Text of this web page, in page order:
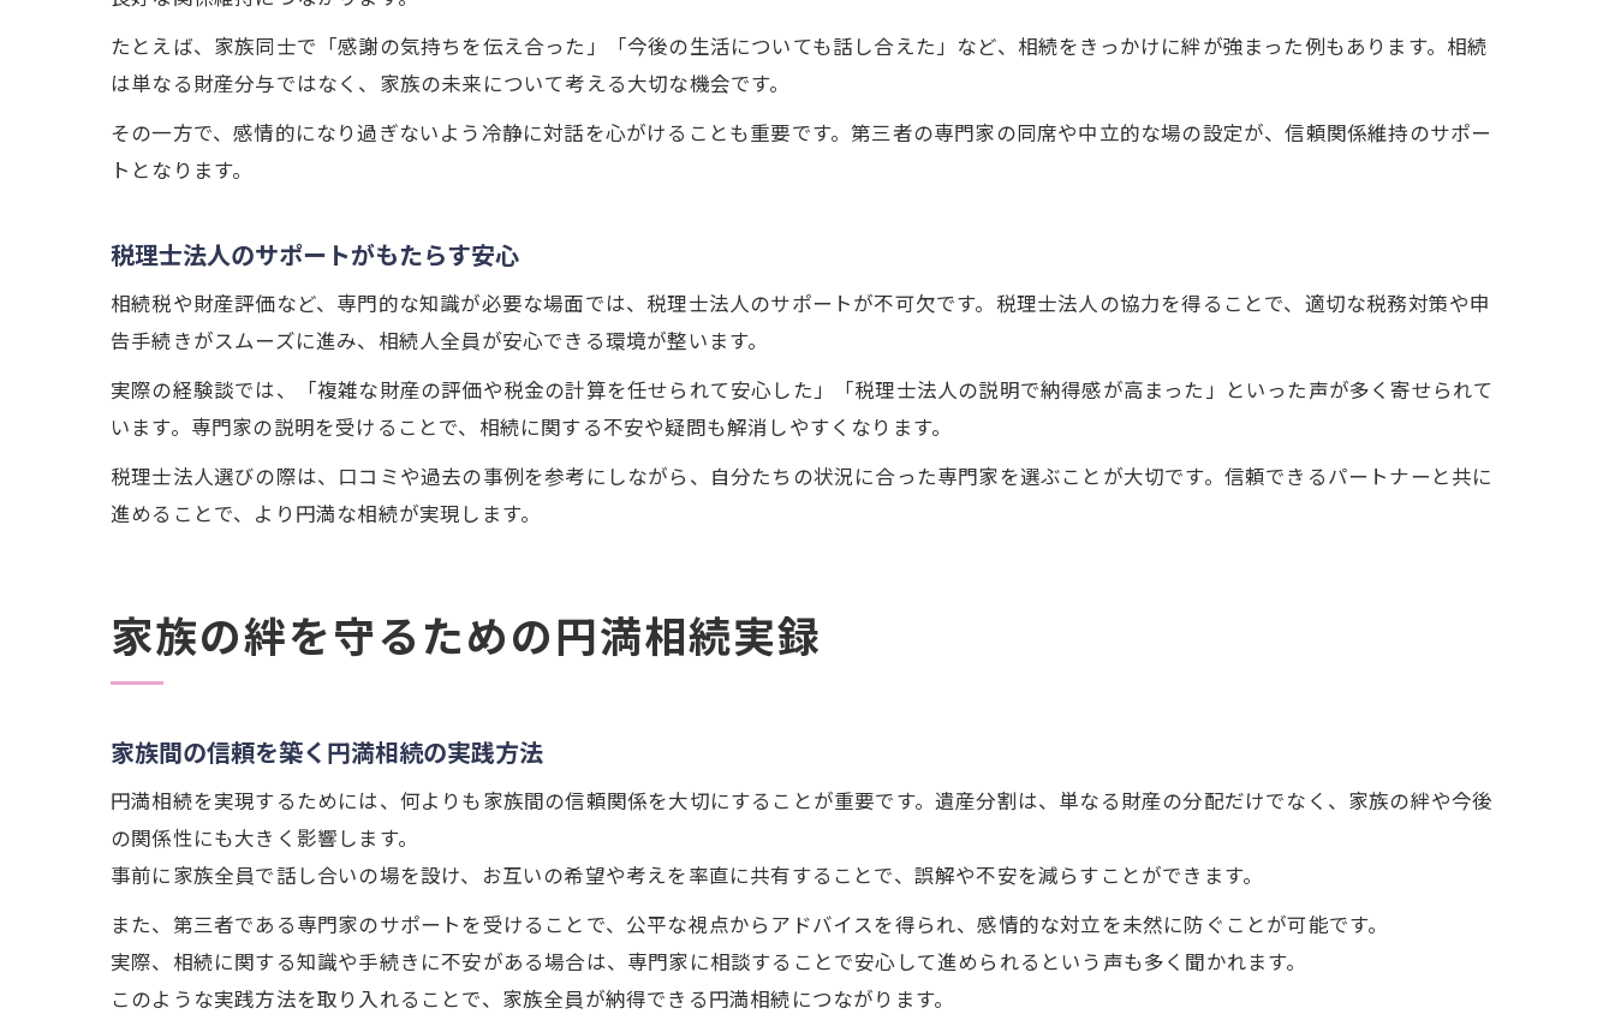
たとえば、家族同士で「感謝の気持ちを伝え合った」「今後の生活についても話し合えた」など、相続をきっかけに絆が強まった例もあります。相続
は単なる財産分与ではなく、家族の未来について考える大切な機会です。
その一方で、感情的になり過ぎないよう冷静に対話を心がけることも重要です。第三者の専門家の同席や中立的な場の設定が、信頼関係維持のサポー
トとなります。
税理士法人のサポートがもたらす安心
相続税や財産評価など、専門的な知識が必要な場面では、税理士法人のサポートが不可欠です。税理士法人の協力を得ることで、適切な税務対策や申
告手続きがスムーズに進み、相続人全員が安心できる環境が整います。
実際の経験談では、「複雑な財産の評価や税金の計算を任せられて安心した」「税理士法人の説明で納得感が高まった」といった声が多く寄せられて
います。専門家の説明を受けることで、相続に関する不安や疑問も解消しやすくなります。
税理士法人選びの際は、口コミや過去の事例を参考にしながら、自分たちの状況に合った専門家を選ぶことが大切です。信頼できるパートナーと共に
進めることで、より円満な相続が実現します。
家族の絆を守るための円満相続実録
家族間の信頼を築く円満相続の実践方法
円満相続を実現するためには、何よりも家族間の信頼関係を大切にすることが重要です。遺産分割は、単なる財産の分配だけでなく、家族の絆や今後
の関係性にも大きく影響します。
事前に家族全員で話し合いの場を設け、お互いの希望や考えを率直に共有することで、誤解や不安を減らすことができます。
また、第三者である専門家のサポートを受けることで、公平な視点からアドバイスを得られ、感情的な対立を未然に防ぐことが可能です。
実際、相続に関する知識や手続きに不安がある場合は、専門家に相談することで安心して進められるという声も多く聞かれます。
このような実践方法を取り入れることで、家族全員が納得できる円満相続につながります。